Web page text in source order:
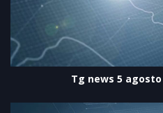
Tg news 5 agosto